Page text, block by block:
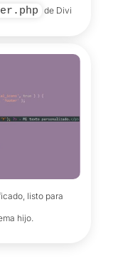
de Divi
listo para
hijo.